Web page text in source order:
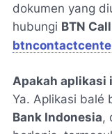
dokumen yang
hubungi BTN
Apakah aplikasi
Ya. Aplikasi balé
Bank Indonesia,